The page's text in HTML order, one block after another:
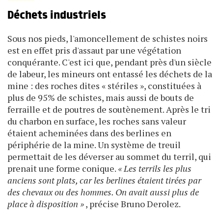
Déchets industriels
Sous nos pieds, l'amoncellement de schistes noirs
est en effet pris d'assaut par une végétation
conquérante. C'est ici que, pendant près d'un siècle
de labeur, les mineurs ont entassé les déchets de la
mine : des roches dites « stériles », constituées à
plus de 95% de schistes, mais aussi de bouts de
ferraille et de poutres de soutènement. Après le tri
du charbon en surface, les roches sans valeur
étaient acheminées dans des berlines en
périphérie de la mine. Un système de treuil
permettait de les déverser au sommet du terril, qui
prenait une forme conique. « Les terrils les plus
anciens sont plats, car les berlines étaient tirées par
des chevaux ou des hommes. On avait aussi plus de
place à disposition », précise Bruno Derolez.